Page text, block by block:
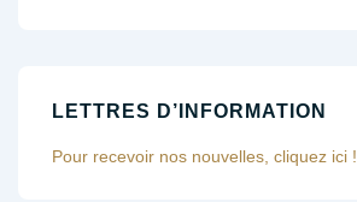
LETTRES D’INFORMATION
Pour recevoir nos nouvelles, cliquez ici !